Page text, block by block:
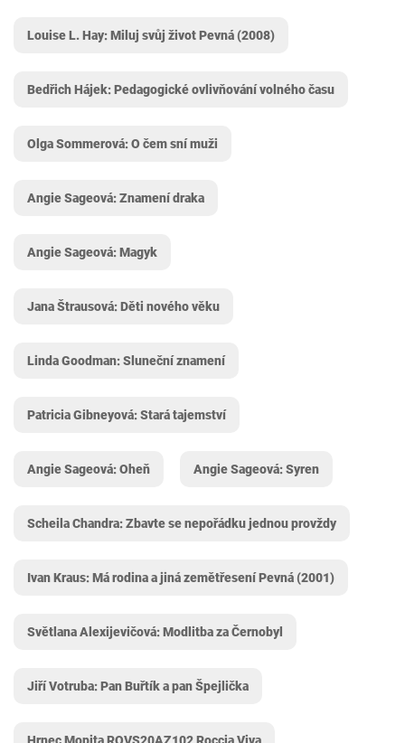
Louise L. Hay: Miluj svůj život Pevná (2008)
Bedřich Hájek: Pedagogické ovlivňování volného času
Olga Sommerová: O čem sní muži
Angie Sageová: Znamení draka
Angie Sageová: Magyk
Jana Štrausová: Děti nového věku
Linda Goodman: Sluneční znamení
Patricia Gibneyová: Stará tajemství
Angie Sageová: Oheň Angie Sageová: Syren
Scheila Chandra: Zbavte se nepořádku jednou provždy
Ivan Kraus: Má rodina a jiná zemětřesení Pevná (2001)
Světlana Alexijevičová: Modlitba za Černobyl
Jiří Votruba: Pan Buřtík a pan Špejlička